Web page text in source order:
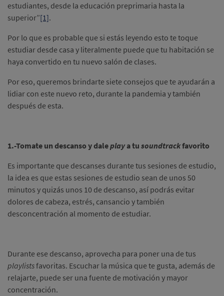
estudiantes, desde la educación preprimaria hasta la
superior”[1].
Por lo que es probable que si estás leyendo esto te toque
estudiar desde casa y literalmente puede que tu habitación se
haya convertido en tu nuevo salón de clases.
Por eso, queremos brindarte siete consejos que te ayudarán a
lidiar con este nuevo reto, durante la pandemia y también
después de esta.
1.-Tomate un descanso y daleplaya tu soundtrackfavorito
Es importante que descanses durante tus sesiones de estudio,
la idea es que estas sesiones de estudio sean de unos 50
minutos y quizás unos 10 de descanso, así podrás evitar
dolores de cabeza, estrés, cansancio y también
desconcentración al momento de estudiar.
Durante ese descanso, aprovecha para poner una de tus
playlistsfavoritas. Escuchar la música que te gusta, además de
relajarte, puede ser una fuente de motivación y mayor
concentración.